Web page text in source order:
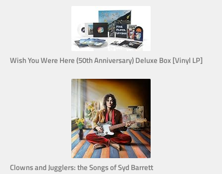
Wish You Were Here (50th Anniversary) Deluxe Box [Vinyl LP]
Clowns and Jugglers: the Songs of Syd Barrett